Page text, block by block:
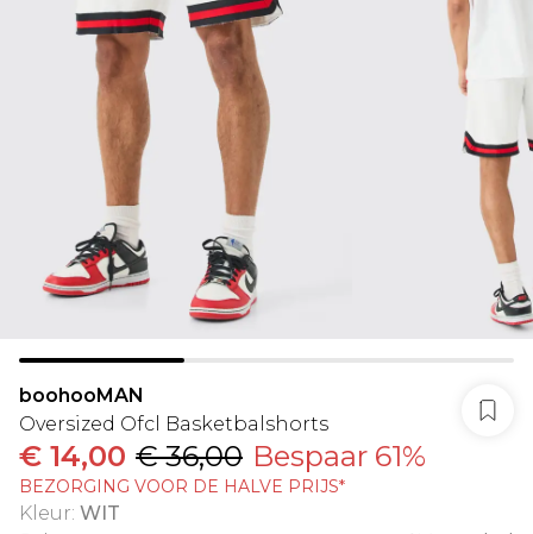
boohooMAN
Oversized Ofcl Basketbalshorts
€ 14,00 € 36,00 Bespaar 61%
BEZORGING VOOR DE HALVE PRIJS*
Kleur: WIT